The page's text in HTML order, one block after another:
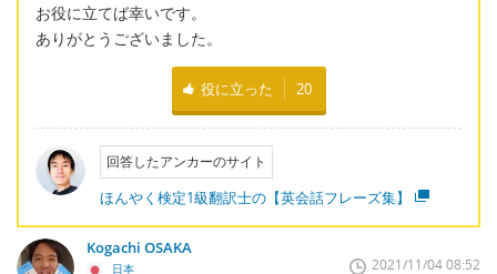
お役に立てば幸いです。
ありがとうございました。
役に立った 20
回答したアンカーのサイト
ほんやく検定1級翻訳士の【英会話フレーズ集】
Kogachi OSAKA
日本 2021/11/04 08:52